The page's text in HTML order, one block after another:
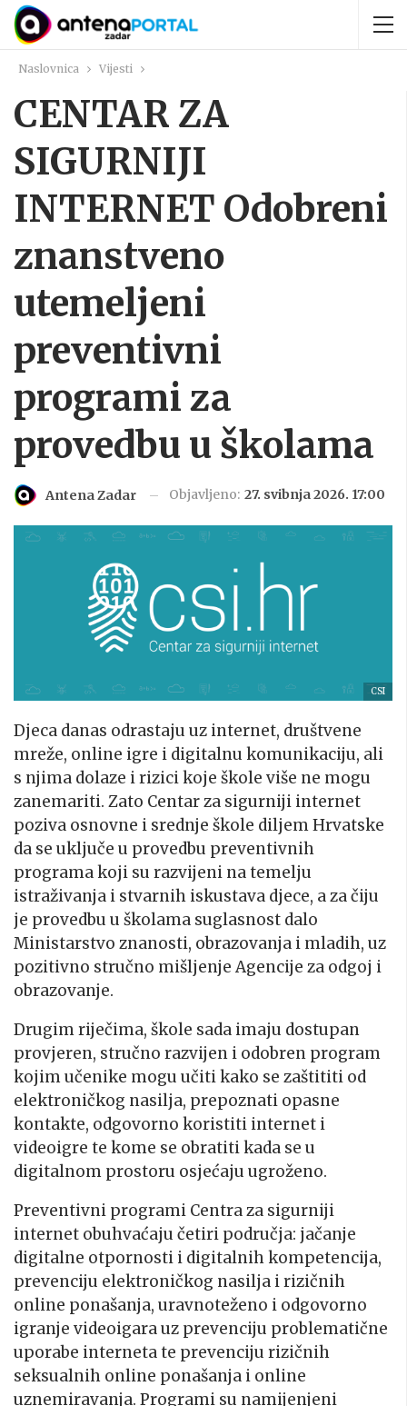
Naslovnica Vijesti
CENTAR ZA
SIGURNIJI
INTERNET Odobreni
znanstveno
utemeljeni
preventivni
programi za
provedbu u školama
Antena Zadar Objavljeno: 27. svibnja 2026. 17:00
CSI
Djeca danas odrastaju uz internet, društvene
mreže, online igre i digitalnu komunikaciju, ali
s njima dolaze i rizici koje škole više ne mogu
zanemariti. Zato Centar za sigurniji internet
poziva osnovne i srednje škole diljem Hrvatske
da se uključe u provedbu preventivnih
programa koji su razvijeni na temelju
istraživanja i stvarnih iskustava djece, a za čiju
je provedbu u školama suglasnost dalo
Ministarstvo znanosti, obrazovanja i mladih, uz
pozitivno stručno mišljenje Agencije za odgoj i
obrazovanje.
Drugim riječima, škole sada imaju dostupan
provjeren, stručno razvijen i odobren program
kojim učenike mogu učiti kako se zaštititi od
elektroničkog nasilja, prepoznati opasne
kontakte, odgovorno koristiti internet i
videoigre te kome se obratiti kada se u
digitalnom prostoru osjećaju ugroženo.
Preventivni programi Centra za sigurniji
internet obuhvaćaju četiri područja: jačanje
digitalne otpornosti i digitalnih kompetencija,
prevenciju elektroničkog nasilja i rizičnih
online ponašanja, uravnoteženo i odgovorno
igranje videoigara uz prevenciju problematične
uporabe interneta te prevenciju rizičnih
seksualnih online ponašanja i online
uznemiravanja. Programi su namijenjeni